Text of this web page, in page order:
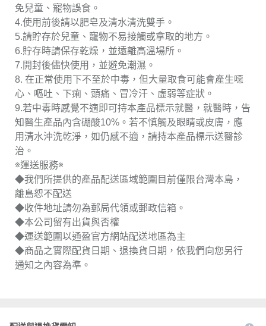
免兒童、寵物誤食。
4.使用前後請以肥皂及清水清洗雙手。
5.請貯存於兒童、寵物不易接觸或拿取的地方。
6.貯存時請保存乾燥，並遠離高溫場所。
7.開封後儘快使用，並避免潮濕。
8. 在正常使用下不至於中毒，但大量取食可能會產生噁
心、嘔吐、下痢、頭痛、冒冷汗、虛弱等症狀。
9.若中毒時感覺不適即可持本產品標示就醫，就醫時，告
知醫生產品內含硼酸10%。若不慎觸及眼睛或皮膚，應
用清水沖洗乾淨，如仍感不適，請持本產品標示送醫診
治。
※運送服務※
◆我們所提供的產品配送區域範圍目前僅限台灣本島，
離島恕不配送
◆收件地址請勿為郵局代領或郵政信箱。
◆本公司留有出貨與否權
◆運送範圍以通盈官方網站配送地區為主
◆商品之實際配貨日期、退換貨日期，依我們向您另行
通知之內容為準。